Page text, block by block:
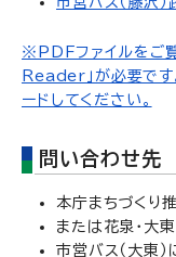
※PDFファイルをご
Reader」が必要です
ードしてください。
問い合わせ先
本庁まちづく
または花泉・大
市営バス（大東